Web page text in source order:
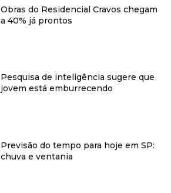
Obras do Residencial Cravos chegam
a 40% já prontos
Pesquisa de inteligência sugere que
jovem está emburrecendo
Previsão do tempo para hoje em SP:
chuva e ventania